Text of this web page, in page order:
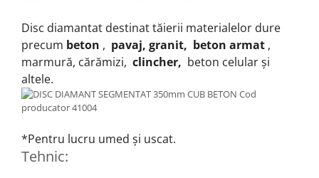
Disc diamantat destinat tăierii materialelor dure
precum beton , pavaj, granit, beton armat ,
marmură, cărămizi, clincher, beton celular și
altele.
*Pentru lucru umed și uscat.
Tehnic: